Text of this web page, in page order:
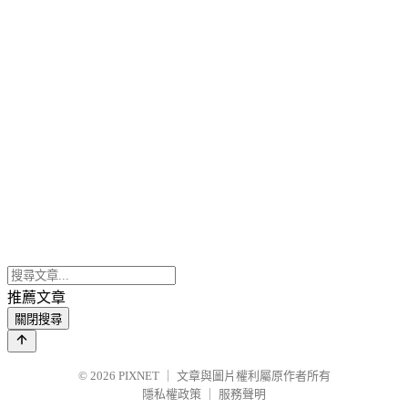
推薦文章
關閉搜尋
© 2026 PIXNET
文章與圖片權利屬原作者所有
隱私權政策
服務聲明